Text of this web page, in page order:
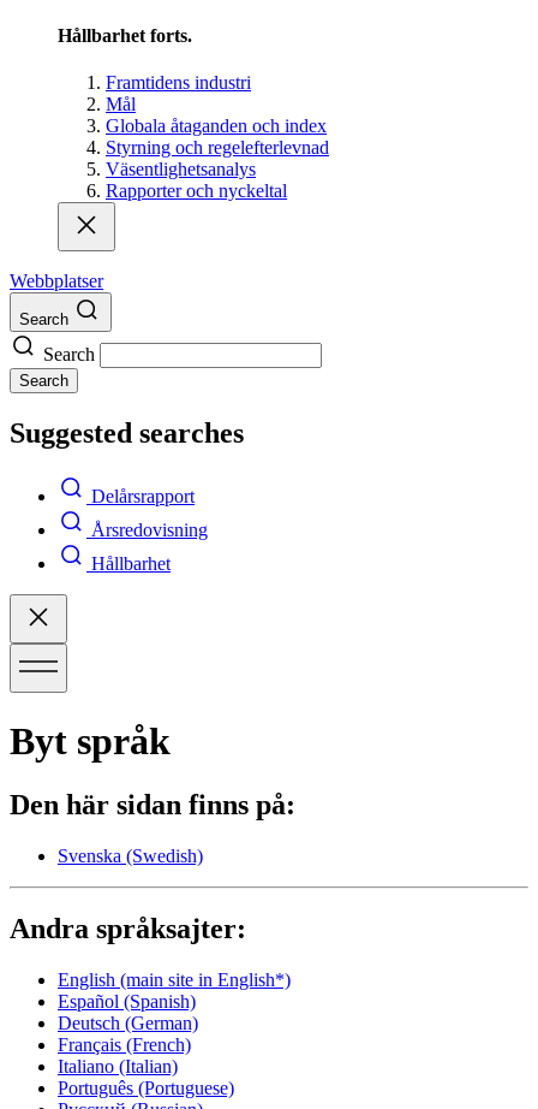
Hållbarhet forts.
Framtidens industri
Mål
Globala åtaganden och index
Styrning och regelefterlevnad
Väsentlighetsanalys
Rapporter och nyckeltal
Webbplatser
Search
Search
Search
Suggested searches
Delårsrapport
Årsredovisning
Hållbarhet
Byt språk
Den här sidan finns på:
Svenska (Swedish)
Andra språksajter:
English (main site in English*)
Español (Spanish)
Deutsch (German)
Français (French)
Italiano (Italian)
Português (Portuguese)